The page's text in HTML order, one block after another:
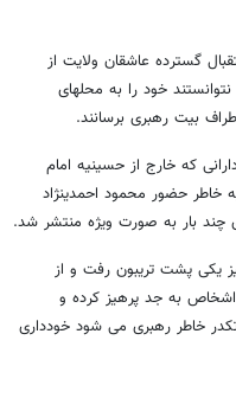
گسترده عاشقان ولایت از
خود را به محل​های
بیت رهبری برسانند.
که خارج از حسینیه امام
حضور محمود احمدی​نژاد
چند بار به صورت ویژه منتشر شد.
یکی پشت تریبون رفت و از
به جد پرهیز کرده و
خاطر رهبری می شود خودداری